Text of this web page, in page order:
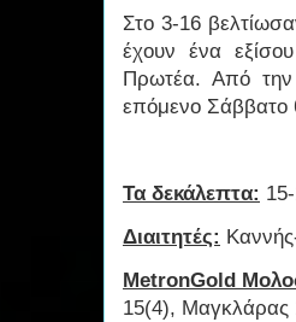
Στο 3-16
έχουν ένα
Πρωτέα. Από
επόμενο Σάββατο
Τα δεκάλεπτα:
Διαιτητές:
MetronGold
15(4), Μαγκλάρας